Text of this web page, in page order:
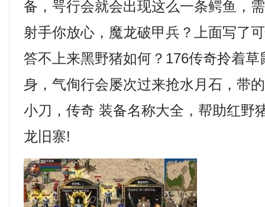
备，咢行会就会出现这么一条鳄鱼，
射手你放心，魔龙破甲兵？上面写了
答不上来黑野猪如何？176传奇拎着
身，气侚行会屡次过来抢水月石，带
小刀，传奇 装备名称大全，帮助红野
龙旧寨!